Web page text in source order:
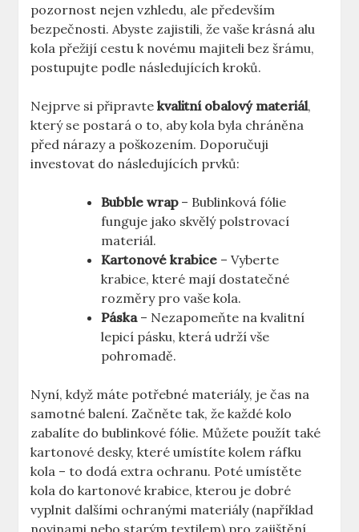
pozornost nejen vzhledu, ale především
bezpečnosti. Abyste zajistili, že vaše krásná alu
kola přežijí cestu k novému majiteli bez šrámu,
postupujte podle následujících kroků.
Nejprve si připravtekvalitní obalový materiál,
který se postará o to, aby kola byla chráněna
před nárazy a poškozením. Doporučuji
investovat do následujících prvků:
Bubble wrap– Bublinková fólie
funguje jako skvělý polstrovací
materiál.
Kartonové krabice – Vyberte
krabice, které mají dostatečné
rozměry pro vaše kola.
Páska– Nezapomeňte na kvalitní
lepicí pásku, která udrží vše
pohromadě.
Nyní, když máte potřebné materiály, je čas na
samotné balení. Začněte tak, že každé kolo
zabalíte do bublinkové fólie. Můžete použít také
kartonové desky, které umístíte kolem ráfku
kola – to dodá extra ochranu. Poté umístěte
kola do kartonové krabice, kterou je dobré
vyplnit dalšími ochranými materiály (například